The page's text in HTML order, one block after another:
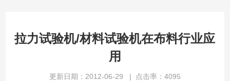
拉力试验机/材料试验机在布料行业应
用
更新日期：2012-06-29 | 点击率：4095